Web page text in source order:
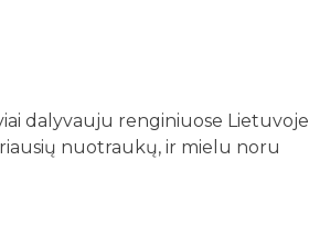
dalyvauju renginiuose Lietuvoje
nuotraukų, ir mielu noru